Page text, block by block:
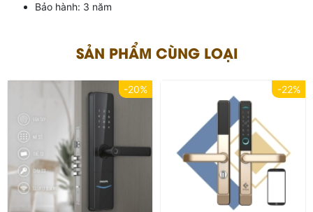
Bảo hành: 3 năm
SẢN PHẨM CÙNG LOẠI
-20% -22%